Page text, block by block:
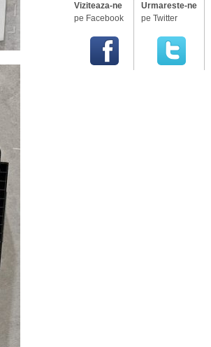
Viziteaza-ne
pe Facebook
Urmareste-ne
pe Twitter